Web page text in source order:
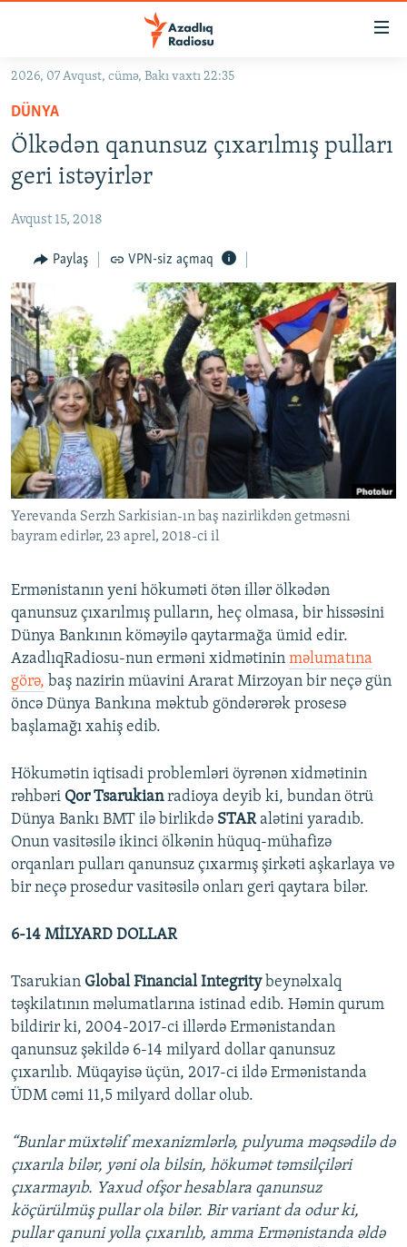
Əsas
qayıt
Əsas
naviqasiyaya
qayıt
#İZAHLA
KORRUPSIOMETR
#ƏSLINDƏ
FƏRQƏ BAX
QANUNI DOĞRU
ARAŞDIRMA
MULTIMEDIA
VIDEO
FOTOQALEREYA
İNFOQRAFIKA
KARIKATURA
RADIO ARXIV
OXU ZALI
AZƏRBAYCAN ƏDƏBIYYATI KITABXANASI
İSLAM VƏ DEMOKRATIYA
İZ - MƏDƏNIYYƏT PROQRAMI
HAQQIMIZDA
MISSIYAMIZ
PEŞƏ ETIKASI VƏ JURNALISTIKA STANDARTLARIMIZ
MATERIALLARIMIZDAN ISTIFADƏ
AZADLIQRADIOSU MOBIL TELEFONUNUZDA
XƏBƏR BÜLLETENLƏRIMIZ
BIZI IZLƏ
RFE/RL-in bütün saytları
2026, 07 Avqust, cümə, Bakı vaxtı 22:35
DÜNYA
Ölkədən qanunsuz çıxarılmış pulları
geri istəyirlər
Avqust 15, 2018
Paylaş VPN-siz açmaq
Yerevanda Serzh Sarkisian-ın baş nazirlikdən getməsni
bayram edirlər, 23 aprel, 2018-ci il
Ermənistanın yeni hökuməti ötən illər ölkədən
qanunsuz çıxarılmış pulların, heç olmasa, bir hissəsini
Dünya Bankının köməyilə qaytarmağa ümid edir.
AzadlıqRadiosu-nun erməni xidmətinin məlumatına
görə, baş nazirin müavini Ararat Mirzoyan bir neçə gün
öncə Dünya Bankına məktub göndərərək prosesə
başlamağı xahiş edib.
Hökumətin iqtisadi problemləri öyrənən xidmətinin
rəhbəri Qor Tsarukianradioya deyib ki, bundan ötrü
Dünya Bankı BMT ilə birlikdə STARalətini yaradıb.
Onun vasitəsilə ikinci ölkənin hüquq-mühafizə
orqanları pulları qanunsuz çıxarmış şirkəti aşkarlaya və
bir neçə prosedur vasitəsilə onları geri qaytara bilər.
6-14 MİLYARD DOLLAR
Tsarukian Global Financial Integritybeynəlxalq
təşkilatının məlumatlarına istinad edib. Həmin qurum
bildirir ki, 2004-2017-ci illərdə Ermənistandan
qanunsuz şəkildə 6-14 milyard dollar qanunsuz
çıxarılıb. Müqayisə üçün, 2017-ci ildə Ermənistanda
ÜDM cəmi 11,5 milyard dollar olub.
“Bunlar müxtəlif mexanizmlərlə, pulyuma məqsədilə də
çıxarıla bilər, yəni ola bilsin, hökumət təmsilçiləri
çıxarmayıb. Yaxud ofşor hesablara qanunsuz
köçürülmüş pullar ola bilər. Bir variant da odur ki,
pullar qanuni yolla çıxarılıb, amma Ermənistanda əldə